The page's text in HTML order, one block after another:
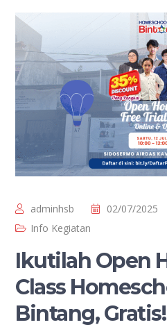
adminhsb 02/07/2025
Info Kegiatan
Ikutilah Open
Class
Bintang, Gratis!